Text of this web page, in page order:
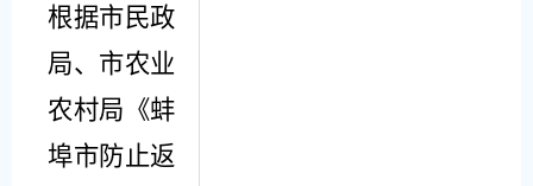
根据市民政
局、市农业
农村局《蚌
埠市防止返